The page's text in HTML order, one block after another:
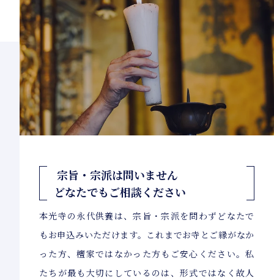
宗旨・宗派は問いません
どなたでもご相談ください
本光寺の永代供養は、宗旨・宗派を問わずどなたで
もお申込みいただけます。これまでお寺とご縁がなか
った方、檀家ではなかった方もご安心ください。私
たちが最も大切にしているのは、形式ではなく故人